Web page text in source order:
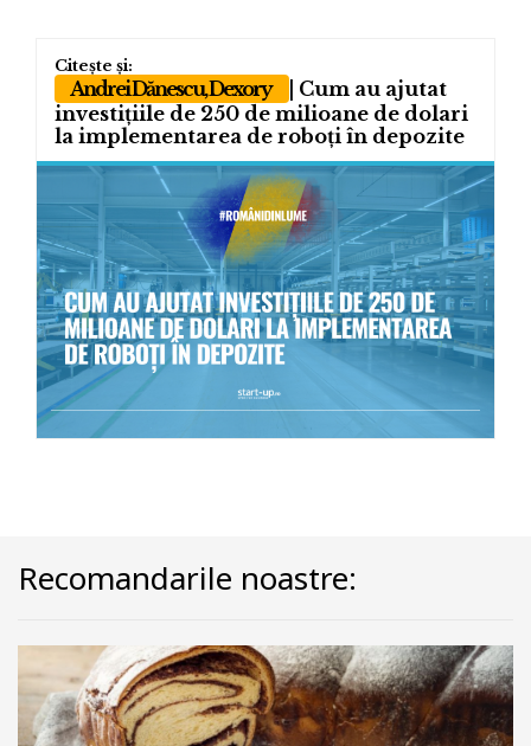
Andrei Dănescu, Dexory
| Cum au ajutat
investițiile de 250 de milioane de dolari
la implementarea de roboți în depozite
Recomandarile noastre: